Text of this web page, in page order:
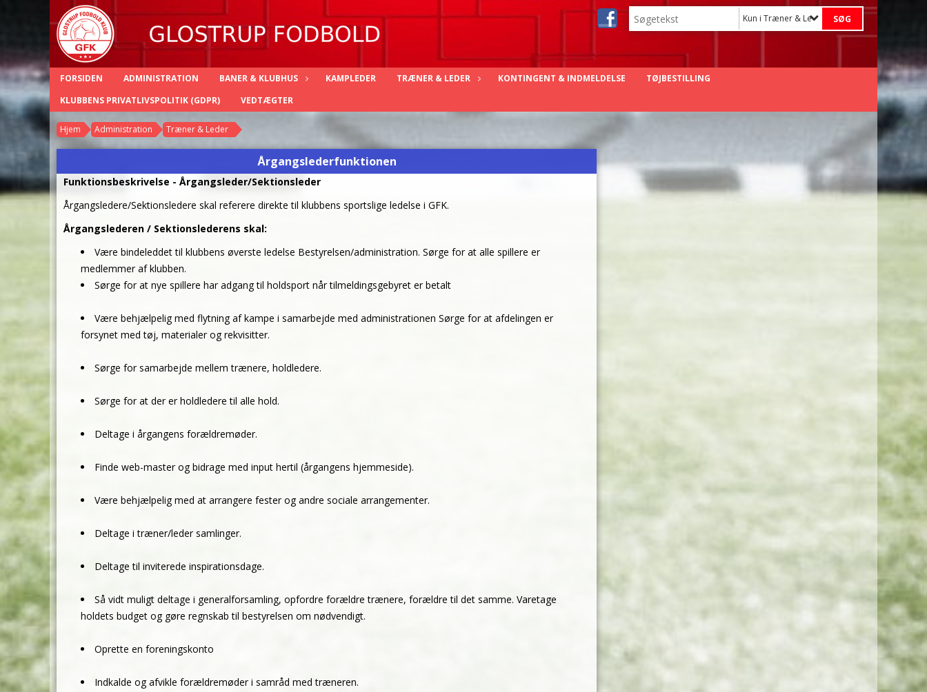
Kun i Træner & Leder
FORSIDEN ADMINISTRATION BANER & KLUBHUS KAMPLEDER TRÆNER & LEDER KONTINGENT & INDMELDELSE
TØJBESTILLING
KLUBBENS PRIVATLIVSPOLITIK (GDPR)
VEDTÆGTER
Hjem Administration Træner & Leder
Årgangslederfunktionen
Funktionsbeskrivelse - Årgangsleder/Sektionsleder
Årgangsledere/Sektionsledere skal referere direkte til klubbens sportslige ledelse i GFK.
Årgangslederen / Sektionslederens skal:
Være bindeleddet til klubbens øverste ledelse Bestyrelsen/administration. Sørge for at alle spillere er
medlemmer af klubben.
Sørge for at nye spillere har adgang til holdsport når tilmeldingsgebyret er betalt
Være behjælpelig med flytning af kampe i samarbejde med administrationen Sørge for at afdelingen er
forsynet med tøj, materialer og rekvisitter.
Sørge for samarbejde mellem trænere, holdledere.
Sørge for at der er holdledere til alle hold.
Deltage i årgangens forældremøder.
Finde web-master og bidrage med input hertil (årgangens hjemmeside).
Være behjælpelig med at arrangere fester og andre sociale arrangementer.
Deltage i træner/leder samlinger.
Deltage til inviterede inspirationsdage.
Så vidt muligt deltage i generalforsamling, opfordre forældre trænere, forældre til det samme. Varetage
holdets budget og gøre regnskab til bestyrelsen om nødvendigt.
Oprette en foreningskonto
Indkalde og afvikle forældremøder i samråd med træneren.